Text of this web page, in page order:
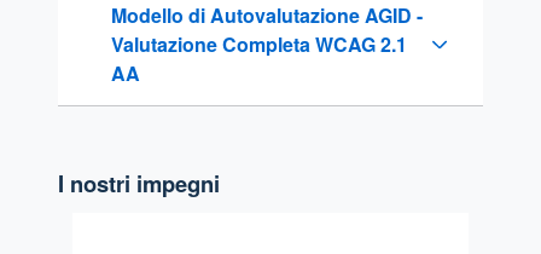
Modello di Autovalutazione AGID -
Valutazione Completa WCAG 2.1
AA
I nostri impegni